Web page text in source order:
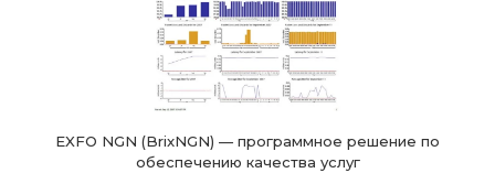
EXFO NGN (BrixNGN) — программное решение по
обеспечению качества услуг